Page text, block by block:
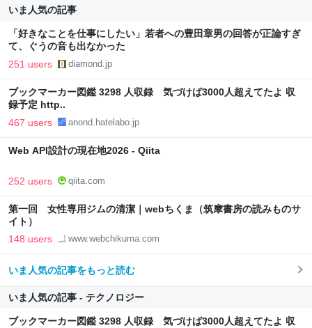
いま人気の記事
「好きなことを仕事にしたい」若者への豊田章男の回答が正論すぎ
て、ぐうの音も出なかった
251 users diamond.jp
ブックマーカー図鑑 3298 人収録 気づけば3000人超えてたよ 収
録予定 http..
467 users anond.hatelabo.jp
Web API設計の現在地2026 - Qiita
252 users qiita.com
第一回 女性専用ジムの清潔｜webちくま（筑摩書房の読みものサ
イト）
148 users www.webchikuma.com
いま人気の記事をもっと読む
いま人気の記事 - テクノロジー
ブックマーカー図鑑 3298 人収録 気づけば3000人超えてたよ 収